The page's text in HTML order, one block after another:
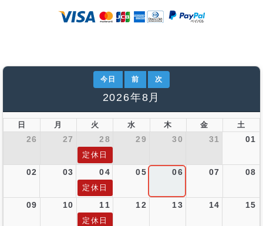
今日 前 次
2026年8月
日 月 火 水 木 金 土
26 27 28 29 30 31 01
定休日
02 03 04 05 06 07 08
定休日
09 10 11 12 13 14 15
定休日